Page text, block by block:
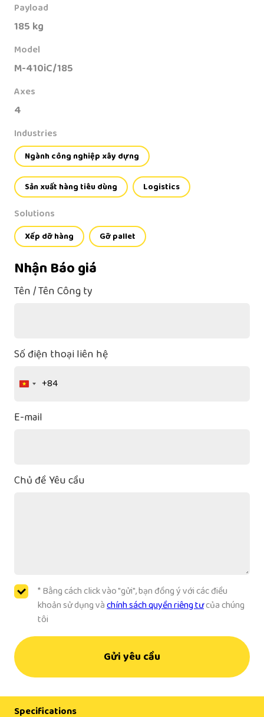
Payload
185 kg
Model
M-410iC/185
Axes
4
Industries
Ngành công nghiệp xây dựng
Sản xuất hàng tiêu dùng Logistics
Solutions
Xếp dỡ hàng Gỡ pallet
Nhận Báo giá
Tên / Tên Công ty
Số điện thoại liên hệ
Vietnam
+84
E-mail
Chủ đề Yêu cầu
* Bằng cách click vào "gửi", bạn đồng ý với các điều
khoản sử dụng vàchính sách quyền riêng tưcủa chúng
tôi
Gửi yêu cầu
Specifications